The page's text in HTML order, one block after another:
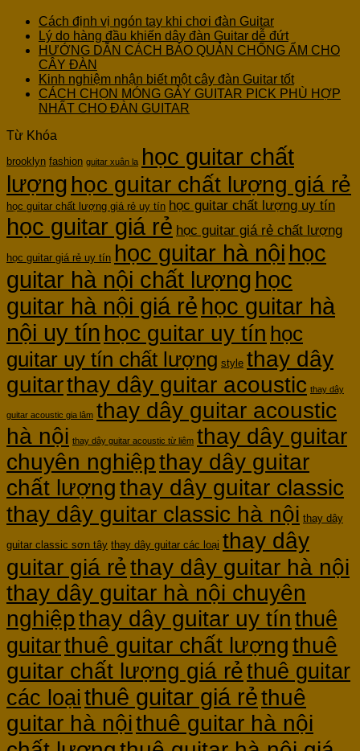
Cách định vị ngón tay khi chơi đàn Guitar
Lý do hàng đầu khiến dây đàn Guitar dễ đứt
HƯỚNG DẪN CÁCH BẢO QUẢN CHỐNG ẨM CHO
CÂY ĐÀN
Kinh nghiệm nhận biết một cây đàn Guitar tốt
CÁCH CHỌN MÓNG GẢY GUITAR PICK PHÙ HỢP
NHẤT CHO ĐÀN GUITAR
Từ Khóa
brooklyn fashion guitar xuân la học guitar chất
lượng học guitar chất lượng giá rẻ
học guitar chất lượng giá rẻ uy tín học guitar chất lượng uy tín
học guitar giá rẻ học guitar giá rẻ chất lượng
học guitar giá rẻ uy tín học guitar hà nội học
guitar hà nội chất lượng học
guitar hà nội giá rẻ học guitar hà
nội uy tín học guitar uy tín học
guitar uy tín chất lượng style thay dây
guitarthay dây guitar acoustic thay dây
guitar acoustic gia lâm thay dây guitar acoustic
hà nội thay dây guitar acoustic từ liêm thay dây guitar
chuyên nghiệpthay dây guitar
chất lượngthay dây guitar classic
thay dây guitar classic hà nội thay dây
guitar classic sơn tây thay dây guitar các loại thay dây
guitar giá rẻthay dây guitar hà nội
thay dây guitar hà nội chuyên
nghiệpthay dây guitar uy tín thuê
guitarthuê guitar chất lượngthuê
guitar chất lượng giá rẻthuê guitar
các loạithuê guitar giá rẻthuê
guitar hà nộithuê guitar hà nội